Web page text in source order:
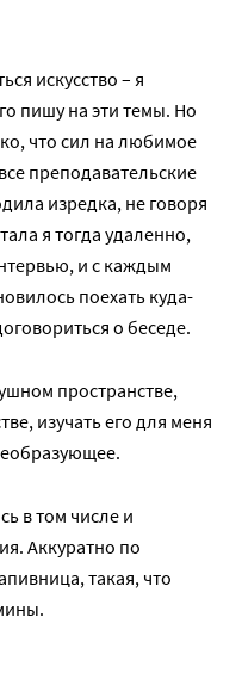
искусство – я
пишу на эти темы. Но
что сил на любимое
преподавательские
изредка, не говоря
я тогда удаленно,
и с каждым
поехать куда-
о беседе.
пространстве,
изучать его для меня
в том числе и
Аккуратно по
такая, что